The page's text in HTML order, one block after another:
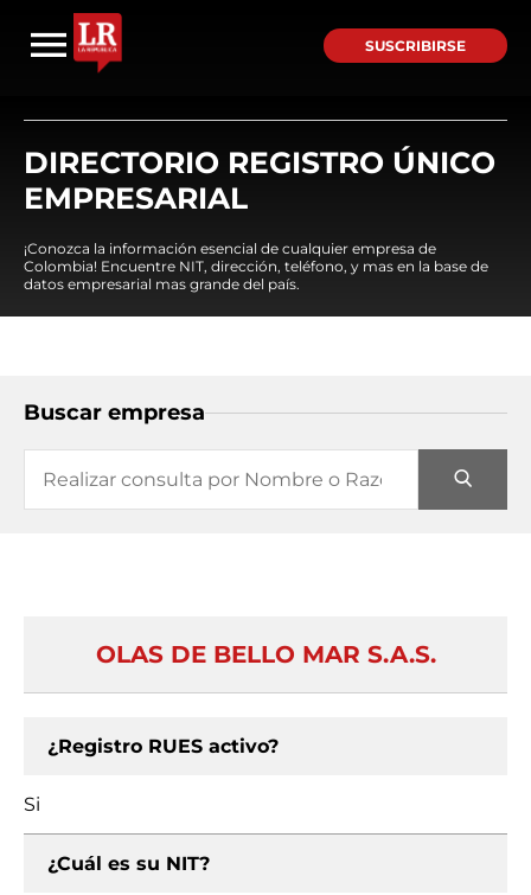
SUSCRIBIRSE
DIRECTORIO REGISTRO ÚNICO
EMPRESARIAL
¡Conozca la información esencial de cualquier empresa de
Colombia! Encuentre NIT, dirección, teléfono, y mas en la base de
datos empresarial mas grande del país.
Buscar empresa
OLAS DE BELLO MAR S.A.S.
¿Registro RUES activo?
Si
¿Cuál es su NIT?